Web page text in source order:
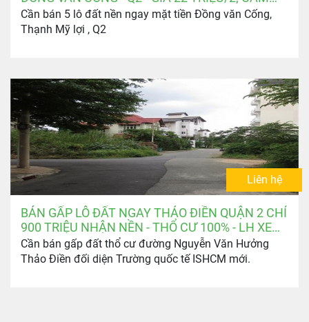
KẾT MỀM NHẤT THỊ TRƯỜNG
Cần bán 5 lô đất nền ngay mặt tiền Đồng văn Cống,
Thạnh Mỹ lợi , Q2
Liên hệ
BÁN GẤP LÔ ĐẤT NGAY THẢO ĐIỀN QUẬN 2 CHỈ
900 TRIỆU NHẬN NỀN - THỔ CƯ 100% - LH XEM
ĐẤT: 0903.346.674
Cần bán gấp đất thổ cư đường Nguyễn Văn Hưởng
Thảo Điền đối diện Trường quốc tế ISHCM mới.